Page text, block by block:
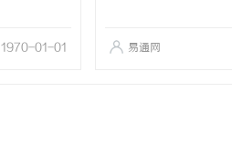
1970-01-01 易通网